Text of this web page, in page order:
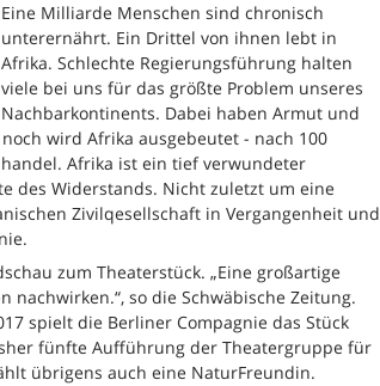
Eine Milliarde Menschen sind chronisch
unterernährt. Ein Drittel von ihnen lebt in
Afrika. Schlechte Regierungsführung halten
viele bei uns für das größte Problem unseres
Nachbarkontinents. Dabei haben Armut und
wird Afrika ausgebeutet - nach 100
Afrika ist ein tief verwundeter
des Widerstands. Nicht zuletzt um eine
Zivilqesellschaft in Vergangenheit und
zum Theaterstück. „Eine großartige
so die Schwäbische Zeitung.
spielt die Berliner Compagnie das Stück
fünfte Aufführung der Theatergruppe für
übrigens auch eine NaturFreundin.